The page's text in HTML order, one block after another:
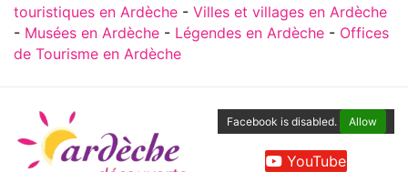
touristiques en Ardèche - Villes et villages en Ardèche
- Musées en Ardèche - Légendes en Ardèche - Offices
de Tourisme en Ardèche
Facebook is disabled. Allow
YouTube